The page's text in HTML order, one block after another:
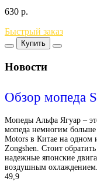
630 р.
Быстрый заказ
Купить
Новости
Обзор мопеда
Мопеды Альфа Ягуар –
мопеда немногим
Motors в Китае на одном
Zongshen. Стоит
надежные японские
воздушным
49,9